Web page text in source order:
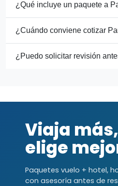
¿Qué incluye un paquete a
¿Cuándo conviene cotizar
¿Puedo solicitar revisión
Viaja más,
elige
Paquetes vuelo + hotel,
con asesoría antes de